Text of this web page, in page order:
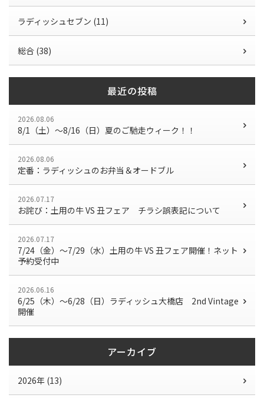
ラディッシュセブン (11)
総合 (38)
最近の投稿
2026.08.06
8/1（土）〜8/16（日）夏のご馳走ウィーク！！
2026.08.06
定番：ラディッシュのお弁当＆オードブル
2026.07.17
お詫び：土用の牛 VS 丑フェア チラシ誤表記について
2026.07.17
7/24（金）〜7/29（水）土用の牛 VS 丑フェア開催！ネット
予約受付中
2026.06.16
6/25（木）～6/28（日）ラディッシュ大橋店 2nd Vintage
開催
アーカイブ
2026年 (13)